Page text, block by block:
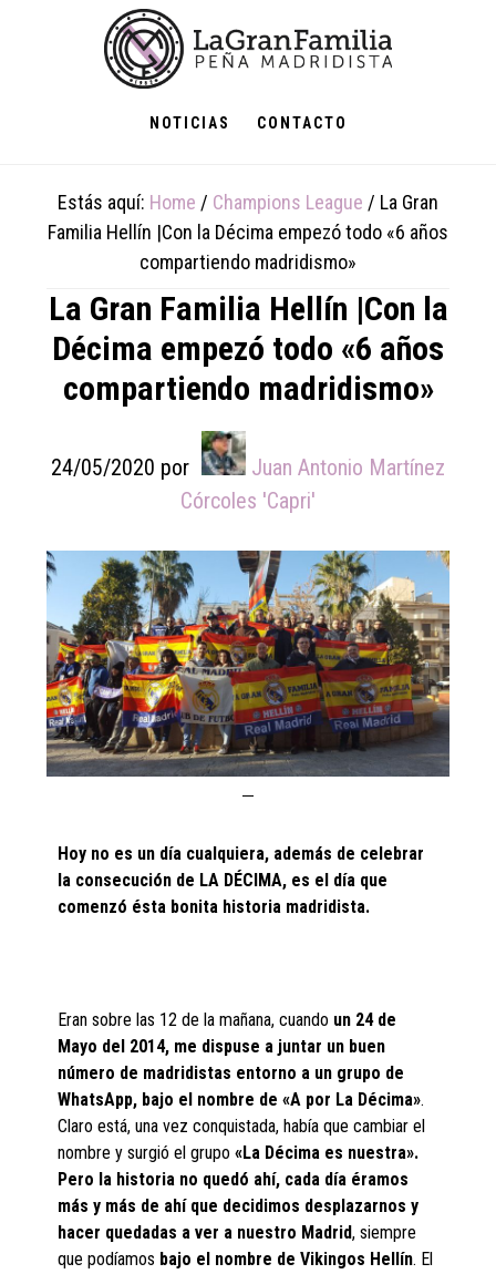
NOTICIAS CONTACTO
Estás aquí: Home / Champions League / La Gran
Familia Hellín |Con la Décima empezó todo «6 años
compartiendo madridismo»
La Gran Familia Hellín |Con la
Décima empezó todo «6 años
compartiendo madridismo»
24/05/2020 por
Juan Antonio Martínez
Córcoles 'Capri'
Hoy no es un día cualquiera, además de celebrar
la consecución de LA DÉCIMA, es el día que
comenzó ésta bonita historia madridista.
Eran sobre las 12 de la mañana, cuando un 24 de
Mayo del 2014, me dispuse a juntar un buen
número de madridistas entorno a un grupo de
WhatsApp, bajo el nombre de «A por La Décima».
Claro está, una vez conquistada, había que cambiar el
nombre y surgió el grupo «La Décima es nuestra».
Pero la historia no quedó ahí, cada día éramos
más y más de ahí que decidimos desplazarnos y
hacer quedadas a ver a nuestro Madrid, siempre
que podíamos bajo el nombre de Vikingos Hellín. El